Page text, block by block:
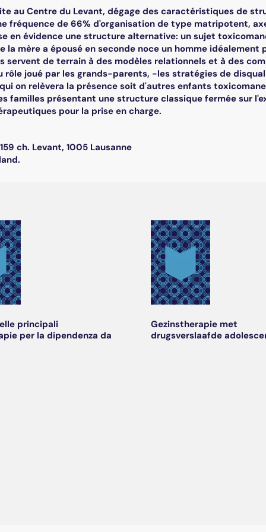
au Centre du Levant, dégage des caractéristiques de
fréquence de 66% d'organisation de type matripotent,
en évidence une structure alternative: un sujet
la mère a épousé en seconde noce un homme
servent de terrain à des modèles relationnels et à des
rôle joué par les grands-parents, -les stratégies de
on relèvera la présence soit d'autres enfants
familles présentant une structure classique fermée sur
pour la prise en charge.
ch. Levant, 1005 Lausanne
principali
per la dipendenza da
Gezinstherapie met
drugsverslaafde